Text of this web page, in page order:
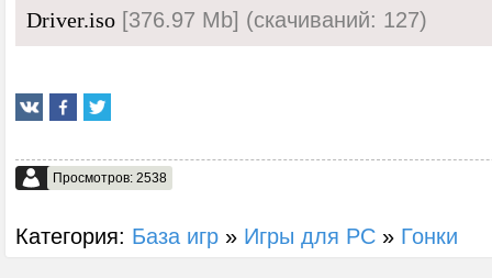
Driver.iso [376.97 Mb] (cкачиваний: 127)
Просмотров: 2538
Категория: База игр » Игры для PC » Гонки